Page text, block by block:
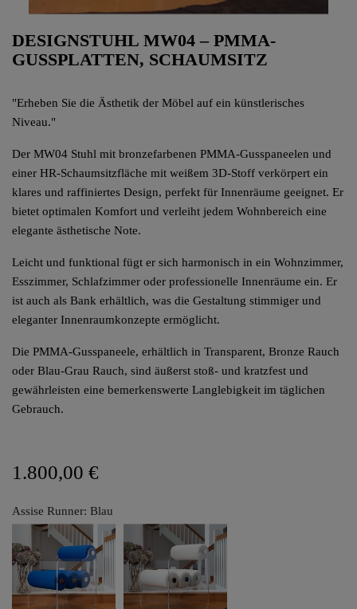
DESIGNSTUHL MW04 – PMMA-
GUSSPLATTEN, SCHAUMSITZ
"Erheben Sie die Ästhetik der Möbel auf ein künstlerisches
Niveau."
Der MW04 Stuhl mit bronzefarbenen PMMA-Gusspaneelen und
einer HR-Schaumsitzfläche mit weißem 3D-Stoff verkörpert ein
klares und raffiniertes Design, perfekt für Innenräume geeignet. Er
bietet optimalen Komfort und verleiht jedem Wohnbereich eine
elegante ästhetische Note.
Leicht und funktional fügt er sich harmonisch in ein Wohnzimmer,
Esszimmer, Schlafzimmer oder professionelle Innenräume ein. Er
ist auch als Bank erhältlich, was die Gestaltung stimmiger und
eleganter Innenraumkonzepte ermöglicht.
Die PMMA-Gusspaneele, erhältlich in Transparent, Bronze Rauch
oder Blau-Grau Rauch, sind äußerst stoß- und kratzfest und
gewährleisten eine bemerkenswerte Langlebigkeit im täglichen
Gebrauch.
1.800,00 €
Assise Runner: Blau